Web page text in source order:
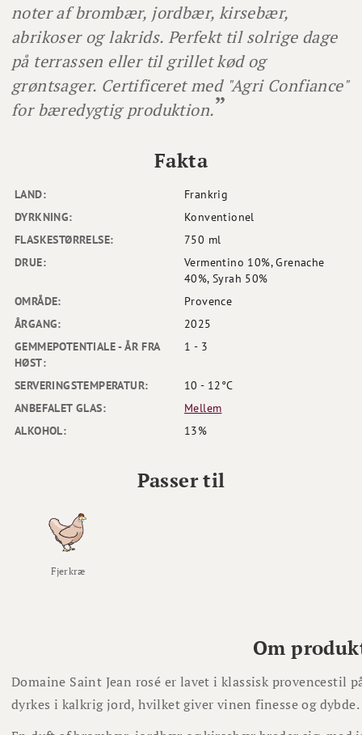
noter af brombær, jordbær, kirsebær,
abrikoser og lakrids. Perfekt til solrige dage
på terrassen eller til grillet kød og
grøntsager. Certificeret med "Agri Confiance"
for bæredygtig produktion.
LAND:
Frankrig
DYRKNING:
Konventionel
FLASKESTØRRELSE:
750 ml
DRUE:
Vermentino 10%, Grenache
40%, Syrah 50%
OMRÅDE:
Provence
ÅRGANG:
2025
GEMMEPOTENTIALE - ÅR FRA
HØST:
1 - 3
SERVERINGSTEMPERATUR:
10 - 12°C
ANBEFALET GLAS:
Mellem
ALKOHOL:
13%
Fakta
Passer til
Fjerkræ
Om
Domaine Saint Jean rosé er lavet i klassisk provencestil
dyrkes i kalkrig jord, hvilket giver vinen finesse og dybde.